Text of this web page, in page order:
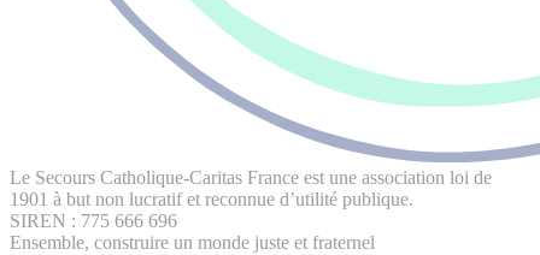
Le Secours Catholique-Caritas France est une association loi de
1901 à but non lucratif et reconnue d’utilité publique.
SIREN : 775 666 696
Ensemble, construire un monde juste et fraternel